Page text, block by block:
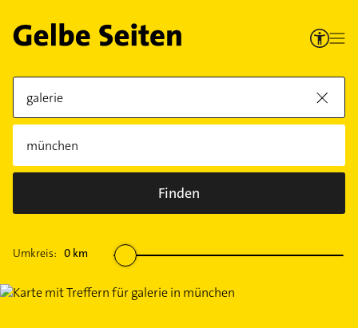
Finden
Umkreis: 0 km